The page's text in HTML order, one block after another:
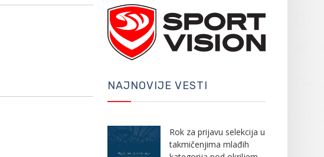
NAJNOVIJE VESTI
Rok za prijavu selekcija u
takmičenjima mlađih